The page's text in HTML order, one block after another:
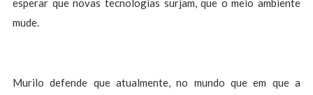
esperar que novas tecnologias surjam, que o meio ambiente
mude.
Murilo defende que atualmente, no mundo que em que a